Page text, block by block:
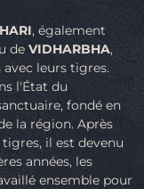
, également
de VIDHARBHA,
avec leurs tigres.
l'État du
fondé en
la région. Après
il est devenu
années, les
ensemble pour